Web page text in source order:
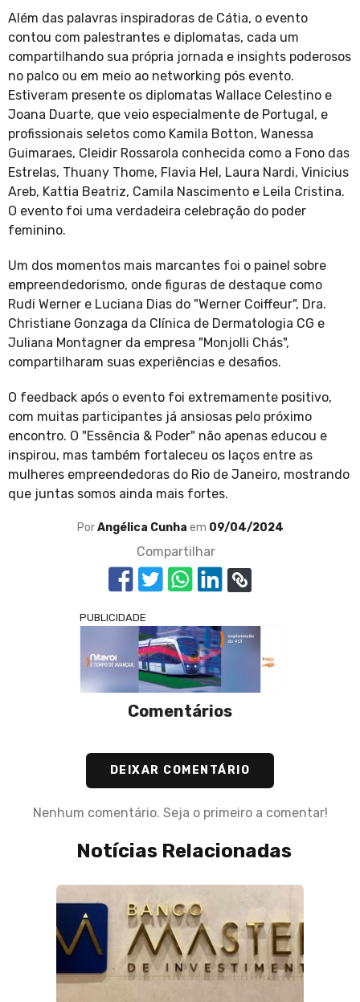
Além das palavras inspiradoras de Cátia, o evento
contou com palestrantes e diplomatas, cada um
compartilhando sua própria jornada e insights poderosos
no palco ou em meio ao networking pós evento.
Estiveram presente os diplomatas Wallace Celestino e
Joana Duarte, que veio especialmente de Portugal, e
profissionais seletos como Kamila Botton, Wanessa
Guimaraes, Cleidir Rossarola conhecida como a Fono das
Estrelas, Thuany Thome, Flavia Hel, Laura Nardi, Vinicius
Areb, Kattia Beatriz, Camila Nascimento e Leila Cristina.
O evento foi uma verdadeira celebração do poder
feminino.
Um dos momentos mais marcantes foi o painel sobre
empreendedorismo, onde figuras de destaque como
Rudi Werner e Luciana Dias do "Werner Coiffeur", Dra.
Christiane Gonzaga da Clínica de Dermatologia CG e
Juliana Montagner da empresa "Monjolli Chás",
compartilharam suas experiências e desafios.
O feedback após o evento foi extremamente positivo,
com muitas participantes já ansiosas pelo próximo
encontro. O "Essência & Poder" não apenas educou e
inspirou, mas também fortaleceu os laços entre as
mulheres empreendedoras do Rio de Janeiro, mostrando
que juntas somos ainda mais fortes.
PorAngélica Cunha em 09/04/2024
Compartilhar
PUBLICIDADE
Comentários
DEIXAR COMENTÁRIO
Nenhum comentário. Seja o primeiro a comentar!
Notícias Relacionadas